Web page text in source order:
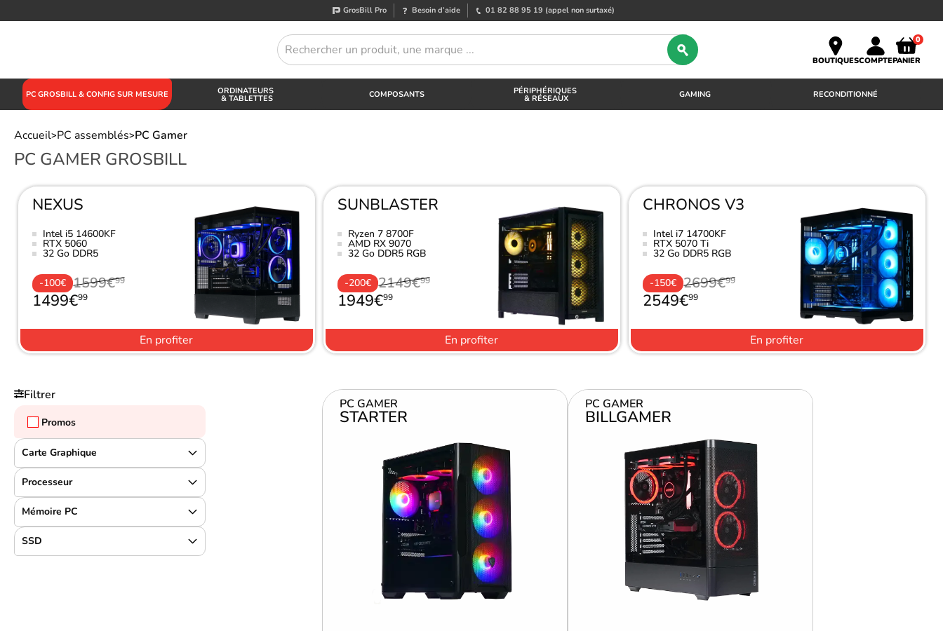
GrosBill Pro Besoin d’aide 01 82 88 95 19 (appel non surtaxé)
BOUTIQUESCOMPTE
0
PANIER
PC GROSBILL & CONFIG SUR MESURE ORDINATEURS
& TABLETTES COMPOSANTS PÉRIPHÉRIQUES
& RÉSEAUX GAMING RECONDITIONNÉ
Accueil>PC assemblés>PC Gamer
PC GAMER GROSBILL
NEXUS
Intel i5 14600KF
RTX 5060
32 Go DDR5
-100€ 1599€99
1499€99
En profiter
SUNBLASTER
Ryzen 7 8700F
AMD RX 9070
32 Go DDR5 RGB
-200€ 2149€99
1949€99
En profiter
CHRONOS V3
Intel i7 14700KF
RTX 5070 Ti
32 Go DDR5 RGB
-150€ 2699€99
2549€99
En profiter
Filtrer
Promos
Carte Graphique
Processeur
Mémoire PC
SSD
PC GAMER
STARTER
PC GAMER
BILLGAMER